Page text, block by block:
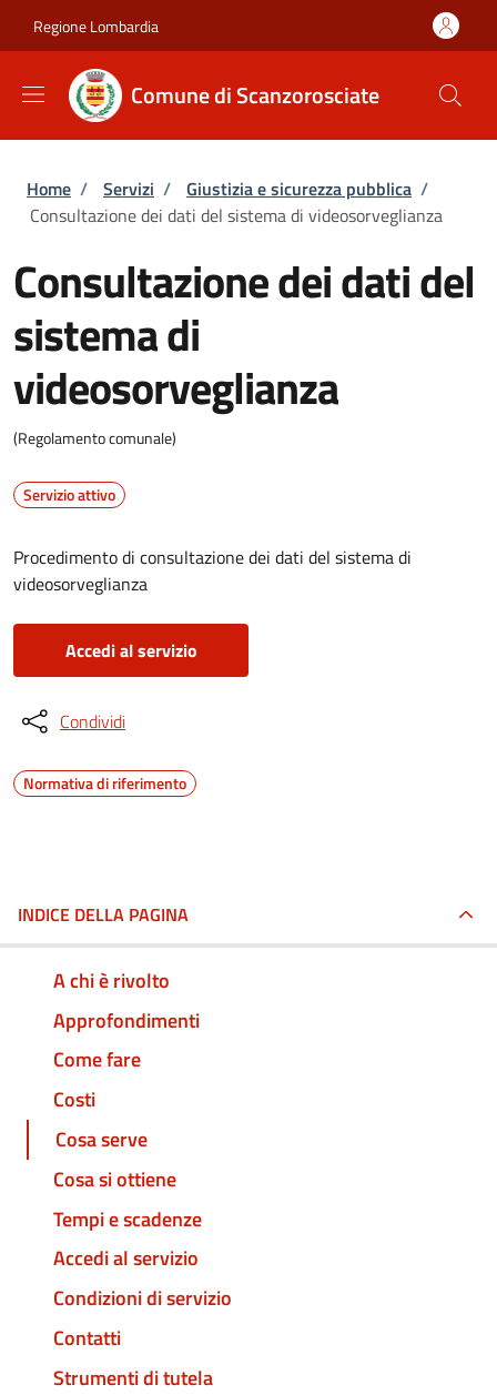
Regione Lombardia
Comune di Scanzorosciate
Briciole di pane
Home / Servizi / Giustizia e sicurezza pubblica /
Consultazione dei dati del sistema di videosorveglianza
Consultazione dei dati del
sistema di
videosorveglianza
(Regolamento comunale)
Servizio attivo
Procedimento di consultazione dei dati del sistema di
videosorveglianza
Accedi al servizio
Condividi
Normativa di riferimento
INDICE DELLA PAGINA
A chi è rivolto
Approfondimenti
Come fare
Costi
Cosa serve
Cosa si ottiene
Tempi e scadenze
Accedi al servizio
Condizioni di servizio
Contatti
Strumenti di tutela